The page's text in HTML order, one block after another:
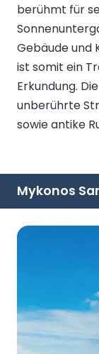
berühmt für
Gebäude und
ist somit ein
Erkundung.
unberührte
sowie antike
Mykonos